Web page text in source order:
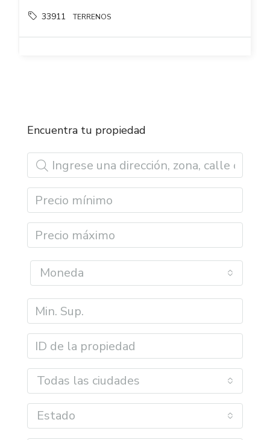
33911 TERRENOS
Encuentra tu propiedad
Moneda
Todas las ciudades
Estado